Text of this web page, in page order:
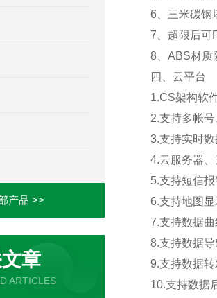
产品 >>
章
ARTICLES
6、三米碳钢
7、超限后可
8、ABS材质
四、云平台
1.CS架构软
2.支持多帐
3.支持实时
4.云服务器
5.支持短信
6.支持地图
7.支持数据
8.支持数据
9.支持数据
10.支持数据